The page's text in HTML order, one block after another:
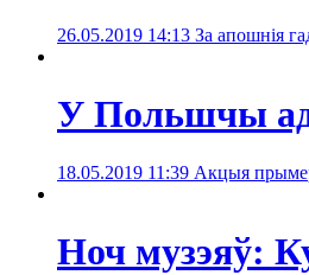
26.05.2019 14:13 За апошнія
У Польшчы
18.05.2019 11:39 Акцыя
Ноч музэяў: